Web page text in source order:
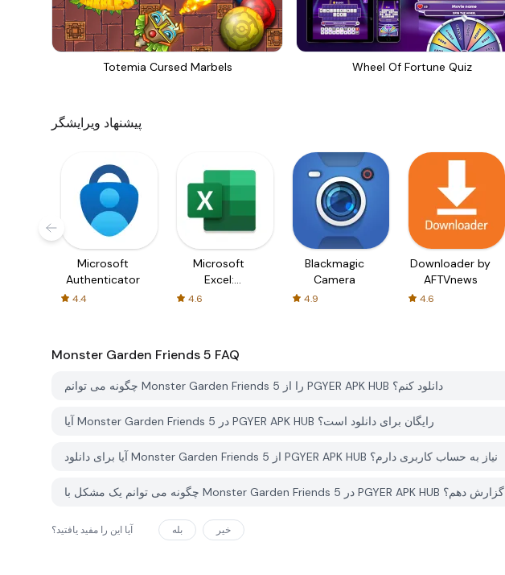
Totemia Cursed Marbels Wheel Of Fortune Quiz
پیشنهاد ویرایشگر
Microsoft
Authenticator
4.4
Microsoft
Excel:
Spreadsheets
4.6
Blackmagic
Camera
4.9
Downloader by
AFTVnews
4.6
Monster Garden Friends 5 FAQ
چگونه می توانم Monster Garden Friends 5 را از PGYER APK HUB دانلود کنم؟
آیا Monster Garden Friends 5 در PGYER APK HUB رایگان برای دانلود است؟
آیا برای دانلود Monster Garden Friends 5 از PGYER APK HUB نیاز به حساب کاربری دارم؟
چگونه می توانم یک مشکل با Monster Garden Friends 5 در PGYER APK HUB گزارش دهم؟
آیا این را مفید یافتید؟ بله خیر